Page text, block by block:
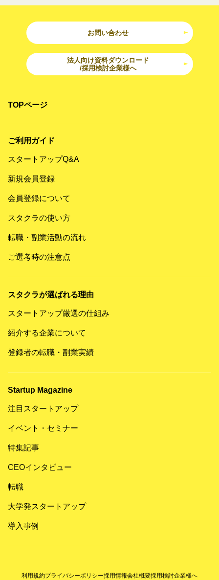
お問い合わせ
法人向け資料ダウンロード
/採用検討企業様へ
TOPページ
ご利用ガイド
スタートアップQ&A
新規会員登録
会員登録について
スタクラの使い方
転職・副業活動の流れ
ご選考時の注意点
スタクラが選ばれる理由
スタートアップ厳選の仕組み
紹介する企業について
登録者の転職・副業実績
Startup Magazine
注目スタートアップ
イベント・セミナー
特集記事
CEOインタビュー
転職
大学発スタートアップ
導入事例
利用規約プライバシーポリシー採用情報会社概要採用検討企業様へ